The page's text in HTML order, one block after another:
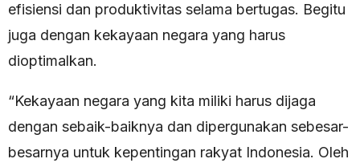
efisiensi dan produktivitas selama bertugas. Begitu
juga dengan kekayaan negara yang harus
dioptimalkan.
“Kekayaan negara yang kita miliki harus dijaga
dengan sebaik-baiknya dan dipergunakan sebesar-
besarnya untuk kepentingan rakyat Indonesia. Oleh